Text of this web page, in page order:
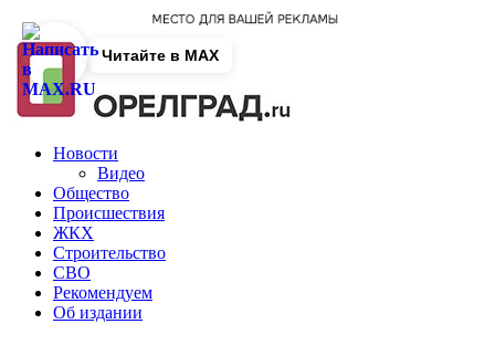
Новости
Видео
Общество
Происшествия
ЖКХ
Строительство
СВО
Рекомендуем
Об издании
Читайте в MAX